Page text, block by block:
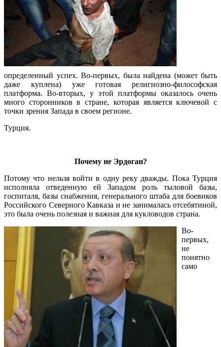
определенный успех. Во-первых, была найдена (может быть
даже куплена) уже готовая религиозно-философская
платформа. Во-вторых, у этой платформы оказалось очень
много сторонников в стране, которая является ключевой с
точки зрения Запада в своем регионе.
Турция.
Почему не Эрдоган?
Потому что нельзя войти в одну реку дважды. Пока Турция
исполняла отведенную ей Западом роль тыловой базы,
госпиталя, базы снабжения, генерального штаба для боевиков
Российского Северного Кавказа и не занималась отсебятиной,
это была очень полезная и важная для кукловодов страна.
Во-
первых,
не
понятно
само